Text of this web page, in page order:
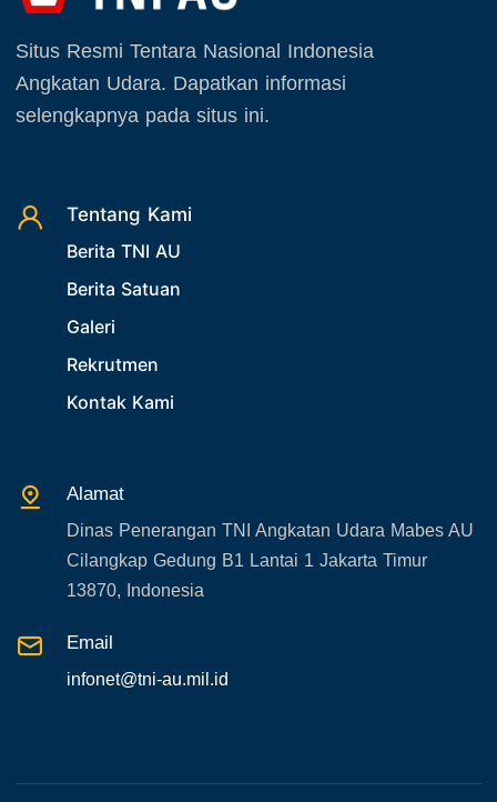
22. Latihan TNI
23. Operasi TNI
26. Agenda Yasarini
27. Politik
28. Bukan Berita TNI AU
29. Akademik
30. Organisasi TNI
31. SPAM
34. Agenda Kabupaten/Kota
35. Gangguan bandara
36. Kecelakaan pesawat TNI
38. Bencana Alam
Oktober 2025
November 2025
Situs Resmi Tentara Nasional Indonesia
Angkatan Udara. Dapatkan informasi
selengkapnya pada situs ini.
Tentang Kami
Berita TNI AU
Berita Satuan
Galeri
Rekrutmen
Kontak Kami
Alamat
Dinas Penerangan TNI Angkatan Udara Mabes AU
Cilangkap Gedung B1 Lantai 1 Jakarta Timur
13870, Indonesia
Email
infonet@tni-au.mil.id